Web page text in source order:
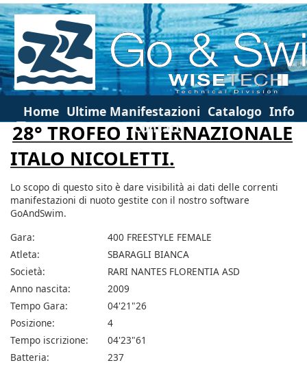
Home Ultime Manifestazioni Catalogo Info
Contatti
28° TROFEO INTERNAZIONALE
ITALO NICOLETTI.
Lo scopo di questo sito è dare visibilità ai dati delle correnti
manifestazioni di nuoto gestite con il nostro software
GoAndSwim.
Gara:
400 FREESTYLE FEMALE
Atleta:
SBARAGLI BIANCA
Società:
RARI NANTES FLORENTIA ASD
Anno nascita:
2009
Tempo Gara:
04'21"26
Posizione:
4
Tempo iscrizione:
04'23"61
Batteria:
237